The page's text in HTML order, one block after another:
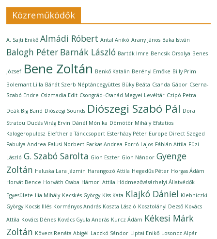
Közreműködők
A. Sajti Enikő Almádi Róbert Antal Anikó Arany János Baka István
Balogh Péter Barnák László Bartók Imre Bencsik Orsolya Benes
József Bene Zoltán Benkő Katalin Berényi Emőke Billy Prim
Bolemant Lilla Bánát Szerb Néptáncegyüttes Büky Beáta Csanda Gábor Cserna-
Szabó Endre Csizmadia Edit Csongrád–Csanád Megyei Levéltár Czipó Petra
Deák Big Band Diószegi Sounds Diószegi Szabó Pál Dora
Stratou Dudás Virág Ervin Dánél Mónika Dömötör Mihály Efstatios
Kalogeropulosz Eleftheria Tánccsoport Esterházy Péter Europe Direct Szeged
Fabulya Andrea Falusi Norbert Farkas Andrea Forró Lajos Fábián Attila Füzi
László G. Szabó Sarolta Gion Eszter Gion Nándor Gyenge
Zoltán Haluska Lara Jázmin Harangozó Attila Hegedűs Péter Horgas Ádám
Horvát Bence Horváth Csaba Hámori Attila Hódmezővásárhelyi Állatvédők
Egyesülete Ilia Mihály Kecskés György Kiss Kata Klajkó Dániel Klebniczki
György Kocsis Illés Kormányos András Koszta László Kosztolányi Dezső Kovács
Attila Kovács Dénes Kovács Gyula András Kurcz Ádám Kékesi Márk
Zoltán Kövecs Renáta Abigél Laczkó Sándor Liptai Enikő Losoncz Alpár